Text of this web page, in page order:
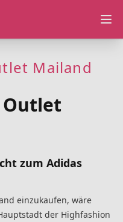
Mailand
Outlet
zum Adidas
einzukaufen, wäre
der Highfashion